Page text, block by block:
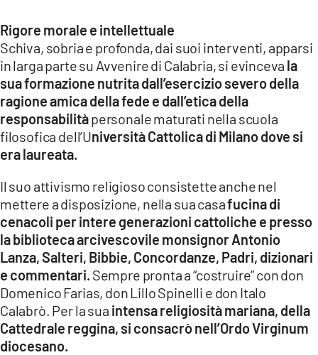
Rigore morale e intellettuale
Schiva, sobria e profonda, dai suoi interventi, apparsi
in larga parte su Avvenire di Calabria, si evinceva la
sua formazione nutrita dall’esercizio severo della
ragione amica della fede e dall’etica della
responsabilitàpersonale maturati nella scuola
filosofica dell’Università Cattolica di Milano dove si
era laureata.
Il suo attivismo religioso consistette anche nel
mettere a disposizione, nella sua casafucina di
cenacoli per intere generazioni cattoliche e presso
la biblioteca arcivescovile monsignor Antonio
Lanza, Salteri, Bibbie, Concordanze, Padri, dizionari
e commentari. Sempre pronta a “costruire” con don
Domenico Farias, don Lillo Spinelli e don Italo
Calabrò. Per la sua intensa religiosità mariana, della
Cattedrale reggina, si consacrò nell’Ordo Virginum
diocesano.